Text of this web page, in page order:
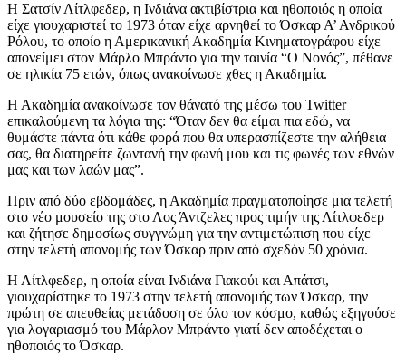
Η Σατσίν Λίτλφεδερ, η Ινδιάνα ακτιβίστρια και ηθοποιός η οποία
είχε γιουχαριστεί το 1973 όταν είχε αρνηθεί το Όσκαρ Α’ Ανδρικού
Ρόλου, το οποίο η Αμερικανική Ακαδημία Κινηματογράφου είχε
απονείμει στον Μάρλο Μπράντο για την ταινία “Ο Νονός”, πέθανε
σε ηλικία 75 ετών, όπως ανακοίνωσε χθες η Ακαδημία.
Η Ακαδημία ανακοίνωσε τον θάνατό της μέσω του Twitter
επικαλούμενη τα λόγια της: “Όταν δεν θα είμαι πια εδώ, να
θυμάστε πάντα ότι κάθε φορά που θα υπερασπίζεστε την αλήθεια
σας, θα διατηρείτε ζωντανή την φωνή μου και τις φωνές των εθνών
μας και των λαών μας”.
Πριν από δύο εβδομάδες, η Ακαδημία πραγματοποίησε μια τελετή
στο νέο μουσείο της στο Λος Άντζελες προς τιμήν της Λίτλφεδερ
και ζήτησε δημοσίως συγγνώμη για την αντιμετώπιση που είχε
στην τελετή απονομής των Όσκαρ πριν από σχεδόν 50 χρόνια.
Η Λίτλφεδερ, η οποία είναι Ινδιάνα Γιακούι και Απάτσι,
γιουχαρίστηκε το 1973 στην τελετή απονομής των Όσκαρ, την
πρώτη σε απευθείας μετάδοση σε όλο τον κόσμο, καθώς εξηγούσε
για λογαριασμό του Μάρλον Μπράντο γιατί δεν αποδέχεται ο
ηθοποιός το Όσκαρ.